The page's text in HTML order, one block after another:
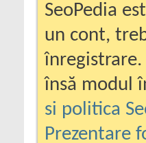
SeoPedia
un cont,
însă modul
si politica
Prezentare